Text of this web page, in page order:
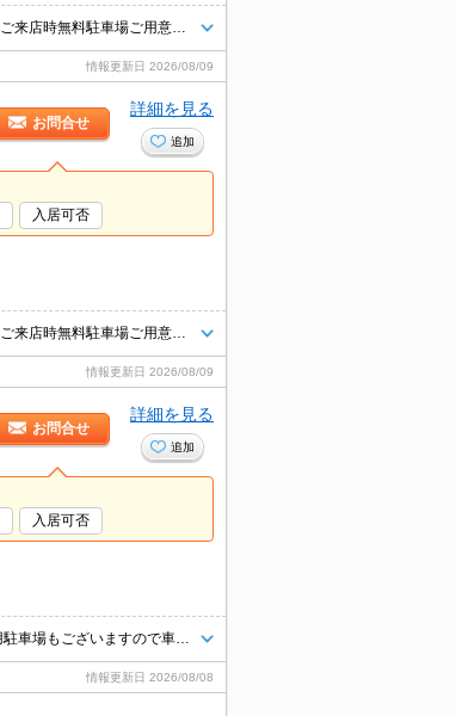
情報更新日 2026/08/09
お問合せ
詳細を見る
追加
入居可否
情報更新日 2026/08/09
お問合せ
詳細を見る
追加
入居可否
情報更新日 2026/08/08